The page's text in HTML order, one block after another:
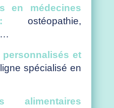
en médecines
ostéopathie,
…
personnalisés et
spécialisé en
alimentaires